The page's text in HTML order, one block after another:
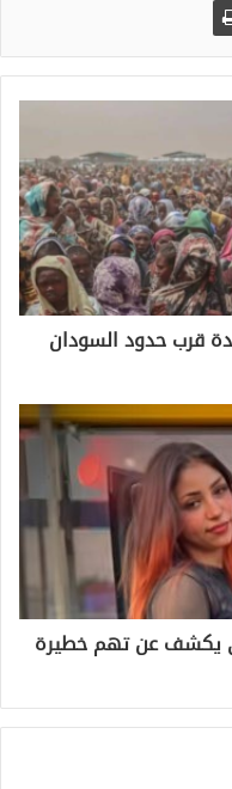
قرب حدود السودان
يكشف عن تهم خطيرة